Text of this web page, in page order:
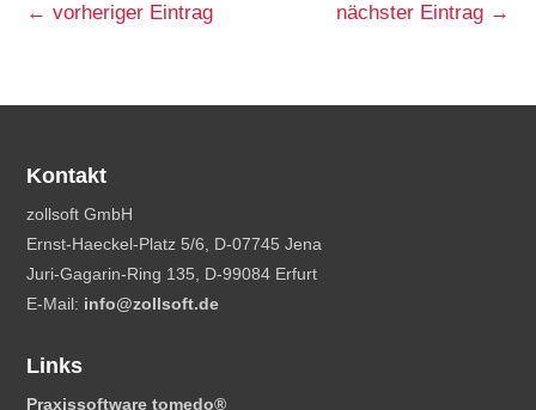
←vorheriger Eintrag nächster Eintrag→
Kontakt
zollsoft GmbH
Ernst-Haeckel-Platz 5/6, D-07745 Jena
Juri-Gagarin-Ring 135, D-99084 Erfurt
E-Mail: info@zollsoft.de
Links
Praxissoftware tomedo®